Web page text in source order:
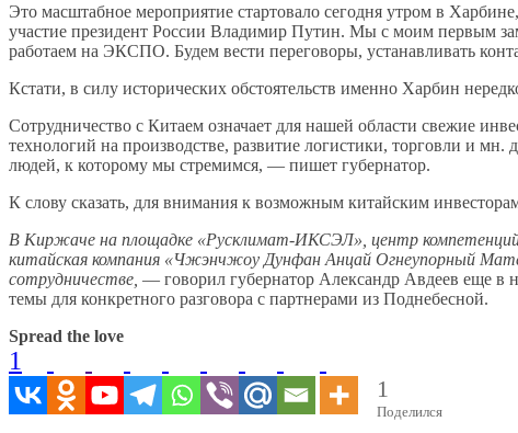
Это масштабное мероприятие стартовало сегодня утром в
участие президент России Владимир Путин. Мы с моим первым
работаем на ЭКСПО. Будем вести переговоры, устанавливать
Кстати, в силу исторических обстоятельств именно Харбин
Сотрудничество с Китаем означает для нашей области свежие
технологий на производстве, развитие логистики, торговли и
людей, к которому мы стремимся, — пишет губернатор.
К слову сказать, для внимания к возможным китайским
В Киржаче на площадке «Русклимат-ИКСЭЛ», центр
китайская компания «Чжэнчжоу Дунфан Анцай Огнеупорный
сотрудничестве, — говорил губернатор Александр Авдеев еще в
темы для конкретного разговора с партнерами из Поднебесной.
Spread the love
1
1
Поделился